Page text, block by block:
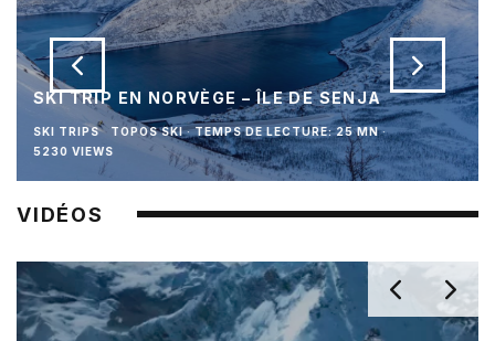
SKI TRIP EN NORVÈGE – ÎLE DE SENJA
SKI TRIPS TOPOS SKI · TEMPS DE LECTURE: 25 MN ·
5230 VIEWS
VIDÉOS